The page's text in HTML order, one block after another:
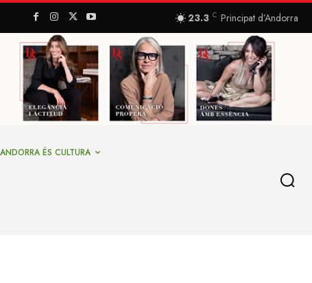
23.3 C Principat d’Andorra
ANDORRA ÉS CULTURA